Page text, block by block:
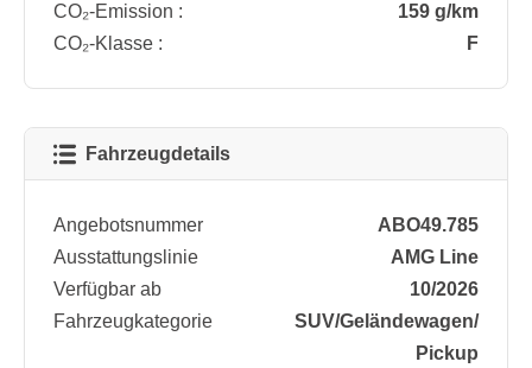
CO₂-Emission :
159 g/km
CO₂-Klasse :
F
Fahrzeugdetails
Angebotsnummer
ABO49.785
Ausstattungslinie
AMG Line
Verfügbar ab
10/2026
Fahrzeugkategorie
SUV/​Geländewagen/​
Pickup